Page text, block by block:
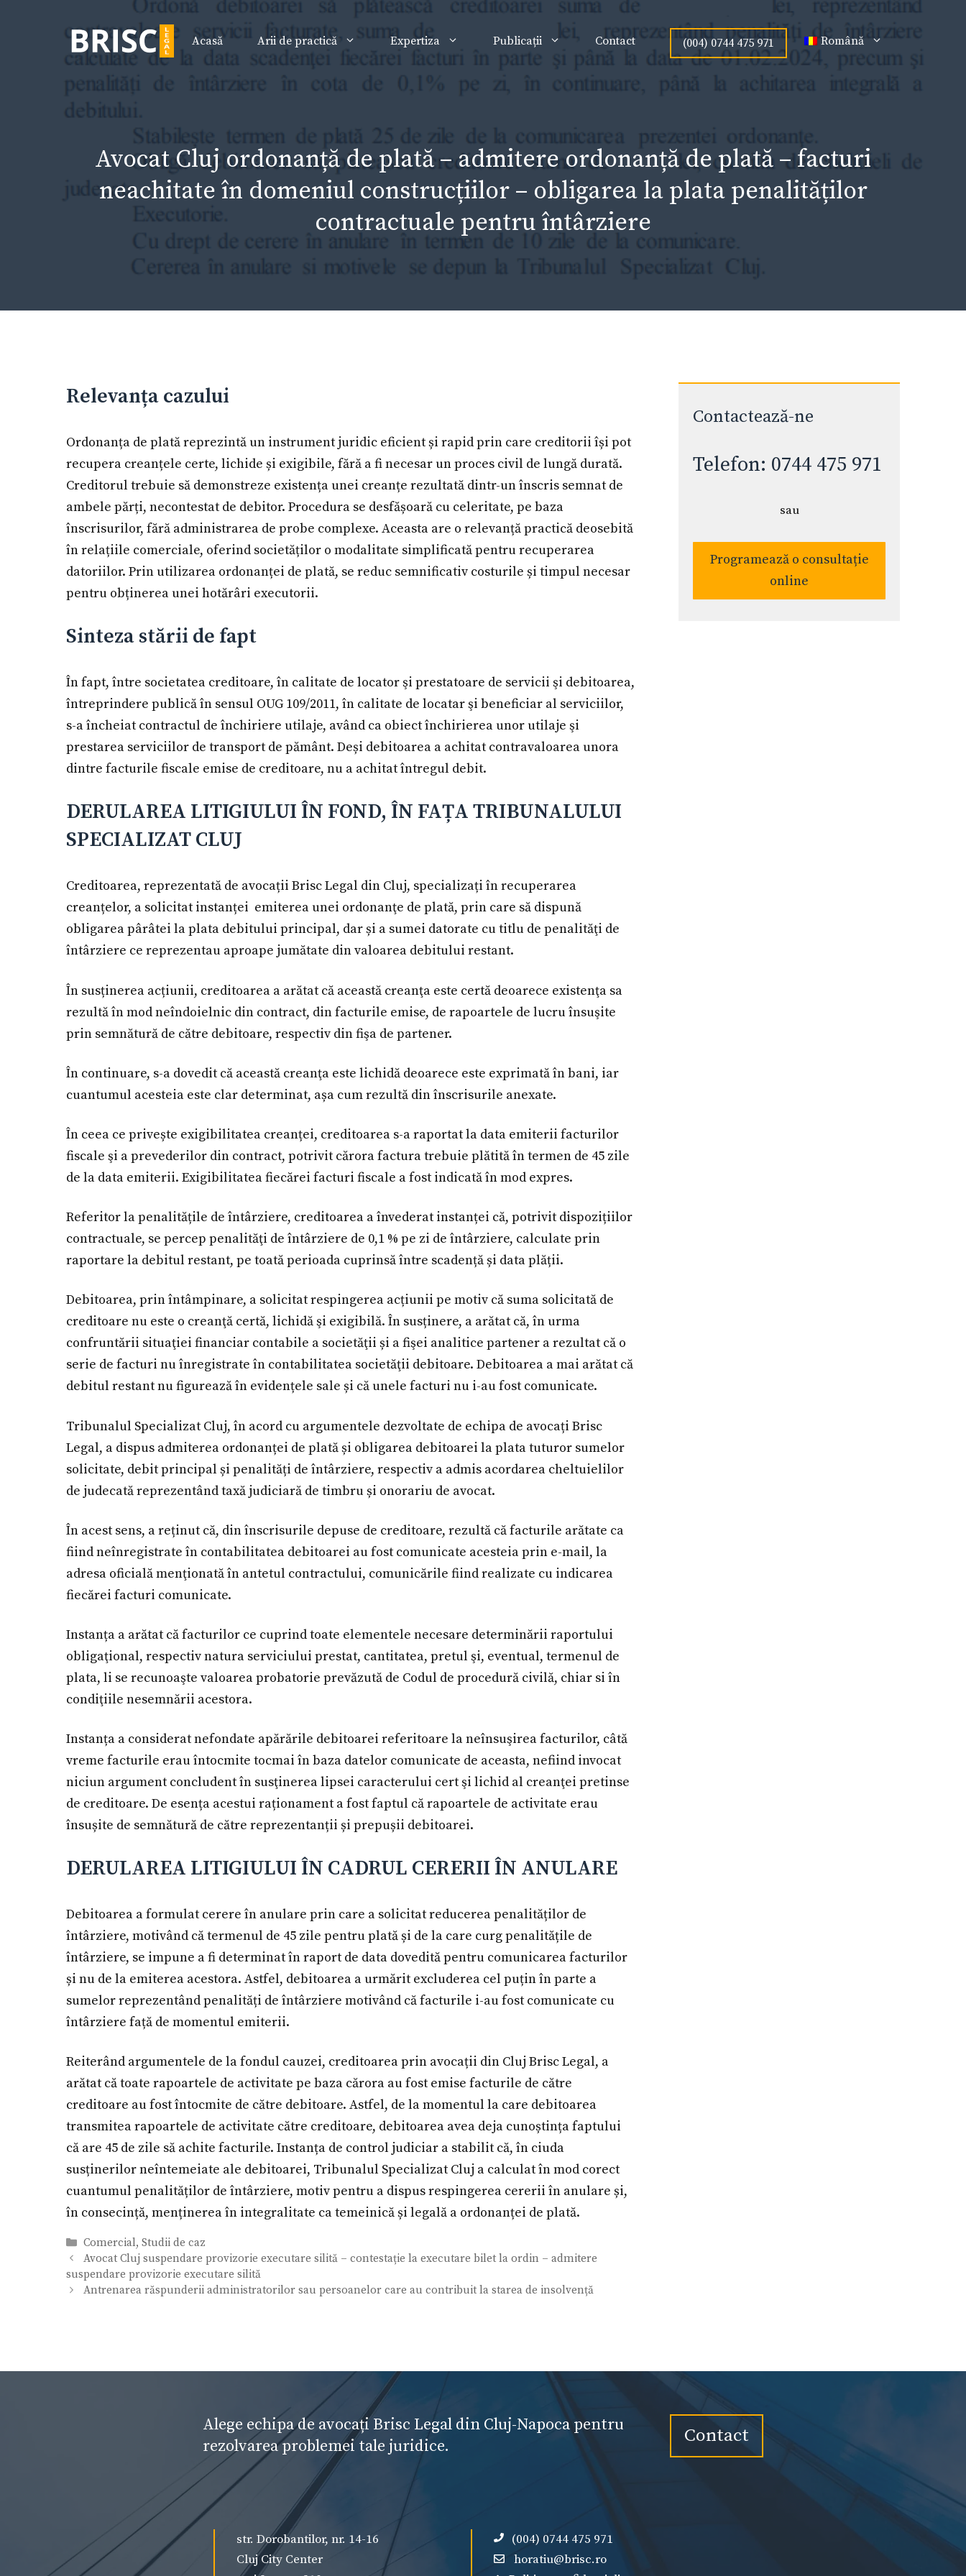
Acasă Arii de practică Expertiza Publicații Contact (004) 0744 475 971 Română
Avocat Cluj ordonanță de plată – admitere ordonanță de plată – facturi
neachitate în domeniul construcțiilor – obligarea la plata penalităților
contractuale pentru întârziere
Relevanța cazului
Ordonanța de plată reprezintă un instrument juridic eficient și rapid prin care creditorii își pot
recupera creanțele certe, lichide și exigibile, fără a fi necesar un proces civil de lungă durată.
Creditorul trebuie să demonstreze existența unei creanțe rezultată dintr-un înscris semnat de
ambele părți, necontestat de debitor. Procedura se desfășoară cu celeritate, pe baza
înscrisurilor, fără administrarea de probe complexe. Aceasta are o relevanță practică deosebită
în relațiile comerciale, oferind societăților o modalitate simplificată pentru recuperarea
datoriilor. Prin utilizarea ordonanței de plată, se reduc semnificativ costurile și timpul necesar
pentru obținerea unei hotărâri executorii.
Sinteza stării de fapt
În fapt, între societatea creditoare, în calitate de locator şi prestatoare de servicii şi debitoarea,
întreprindere publică în sensul OUG 109/2011, în calitate de locatar şi beneficiar al serviciilor,
s-a încheiat contractul de închiriere utilaje, având ca obiect închirierea unor utilaje şi
prestarea serviciilor de transport de pământ. Deși debitoarea a achitat contravaloarea unora
dintre facturile fiscale emise de creditoare, nu a achitat întregul debit.
DERULAREA LITIGIULUI ÎN FOND, ÎN FAȚA TRIBUNALULUI
SPECIALIZAT CLUJ
Creditoarea, reprezentată de avocații Brisc Legal din Cluj, specializați în recuperarea
creanțelor, a solicitat instanței emiterea unei ordonanţe de plată, prin care să dispună
obligarea pârâtei la plata debitului principal, dar și a sumei datorate cu titlu de penalităţi de
întârziere ce reprezentau aproape jumătate din valoarea debitului restant.
În susținerea acțiunii, creditoarea a arătat că această creanţa este certă deoarece existenţa sa
rezultă în mod neîndoielnic din contract, din facturile emise, de rapoartele de lucru însuşite
prin semnătură de către debitoare, respectiv din fişa de partener.
În continuare, s-a dovedit că această creanţa este lichidă deoarece este exprimată în bani, iar
cuantumul acesteia este clar determinat, așa cum rezultă din înscrisurile anexate.
În ceea ce privește exigibilitatea creanței, creditoarea s-a raportat la data emiterii facturilor
fiscale şi a prevederilor din contract, potrivit cărora factura trebuie plătită în termen de 45 zile
de la data emiterii. Exigibilitatea fiecărei facturi fiscale a fost indicată în mod expres.
Referitor la penalitățile de întârziere, creditoarea a învederat instanței că, potrivit dispozițiilor
contractuale, se percep penalităţi de întârziere de 0,1 % pe zi de întârziere, calculate prin
raportare la debitul restant, pe toată perioada cuprinsă între scadență și data plății.
Debitoarea, prin întâmpinare, a solicitat respingerea acțiunii pe motiv că suma solicitată de
creditoare nu este o creanţă certă, lichidă şi exigibilă. În susținere, a arătat că, în urma
confruntării situaţiei financiar contabile a societăţii și a fişei analitice partener a rezultat că o
serie de facturi nu înregistrate în contabilitatea societăţii debitoare. Debitoarea a mai arătat că
debitul restant nu figurează în evidențele sale și că unele facturi nu i-au fost comunicate.
Tribunalul Specializat Cluj, în acord cu argumentele dezvoltate de echipa de avocați Brisc
Legal, a dispus admiterea ordonanței de plată și obligarea debitoarei la plata tuturor sumelor
solicitate, debit principal și penalități de întârziere, respectiv a admis acordarea cheltuielilor
de judecată reprezentând taxă judiciară de timbru și onorariu de avocat.
În acest sens, a reținut că, din înscrisurile depuse de creditoare, rezultă că facturile arătate ca
fiind neînregistrate în contabilitatea debitoarei au fost comunicate acesteia prin e-mail, la
adresa oficială menţionată în antetul contractului, comunicările fiind realizate cu indicarea
fiecărei facturi comunicate.
Instanța a arătat că facturilor ce cuprind toate elementele necesare determinării raportului
obligaţional, respectiv natura serviciului prestat, cantitatea, pretul şi, eventual, termenul de
plata, li se recunoaşte valoarea probatorie prevăzută de Codul de procedură civilă, chiar si în
condiţiile nesemnării acestora.
Instanța a considerat nefondate apărările debitoarei referitoare la neînsuşirea facturilor, câtă
vreme facturile erau întocmite tocmai în baza datelor comunicate de aceasta, nefiind invocat
niciun argument concludent în susţinerea lipsei caracterului cert şi lichid al creanţei pretinse
de creditoare. De esența acestui raționament a fost faptul că rapoartele de activitate erau
însușite de semnătură de către reprezentanții și prepușii debitoarei.
DERULAREA LITIGIULUI ÎN CADRUL CERERII ÎN ANULARE
Debitoarea a formulat cerere în anulare prin care a solicitat reducerea penalităților de
întârziere, motivând că termenul de 45 zile pentru plată și de la care curg penalitățile de
întârziere, se impune a fi determinat în raport de data dovedită pentru comunicarea facturilor
și nu de la emiterea acestora. Astfel, debitoarea a urmărit excluderea cel puțin în parte a
sumelor reprezentând penalități de întârziere motivând că facturile i-au fost comunicate cu
întârziere față de momentul emiterii.
Reiterând argumentele de la fondul cauzei, creditoarea prin avocații din Cluj Brisc Legal, a
arătat că toate rapoartele de activitate pe baza cărora au fost emise facturile de către
creditoare au fost întocmite de către debitoare. Astfel, de la momentul la care debitoarea
transmitea rapoartele de activitate către creditoare, debitoarea avea deja cunoștința faptului
că are 45 de zile să achite facturile. Instanța de control judiciar a stabilit că, în ciuda
susținerilor neîntemeiate ale debitoarei, Tribunalul Specializat Cluj a calculat în mod corect
cuantumul penalităților de întârziere, motiv pentru a dispus respingerea cererii în anulare și,
în consecință, menținerea în integralitate ca temeinică și legală a ordonanței de plată.
Categorii
Comercial,Studii de caz
Avocat Cluj suspendare provizorie executare silită – contestație la executare bilet la ordin – admitere
suspendare provizorie executare silită
Antrenarea răspunderii administratorilor sau persoanelor care au contribuit la starea de insolvență
Contactează-ne
Telefon: 0744 475 971
sau
Programează o consultație
online
Alege echipa de avocați Brisc Legal din Cluj-Napoca pentru
rezolvarea problemei tale juridice.
Contact
str. Dorobantilor, nr. 14-16
Cluj City Center
(004) 0744 475 971
horatiu@brisc.ro